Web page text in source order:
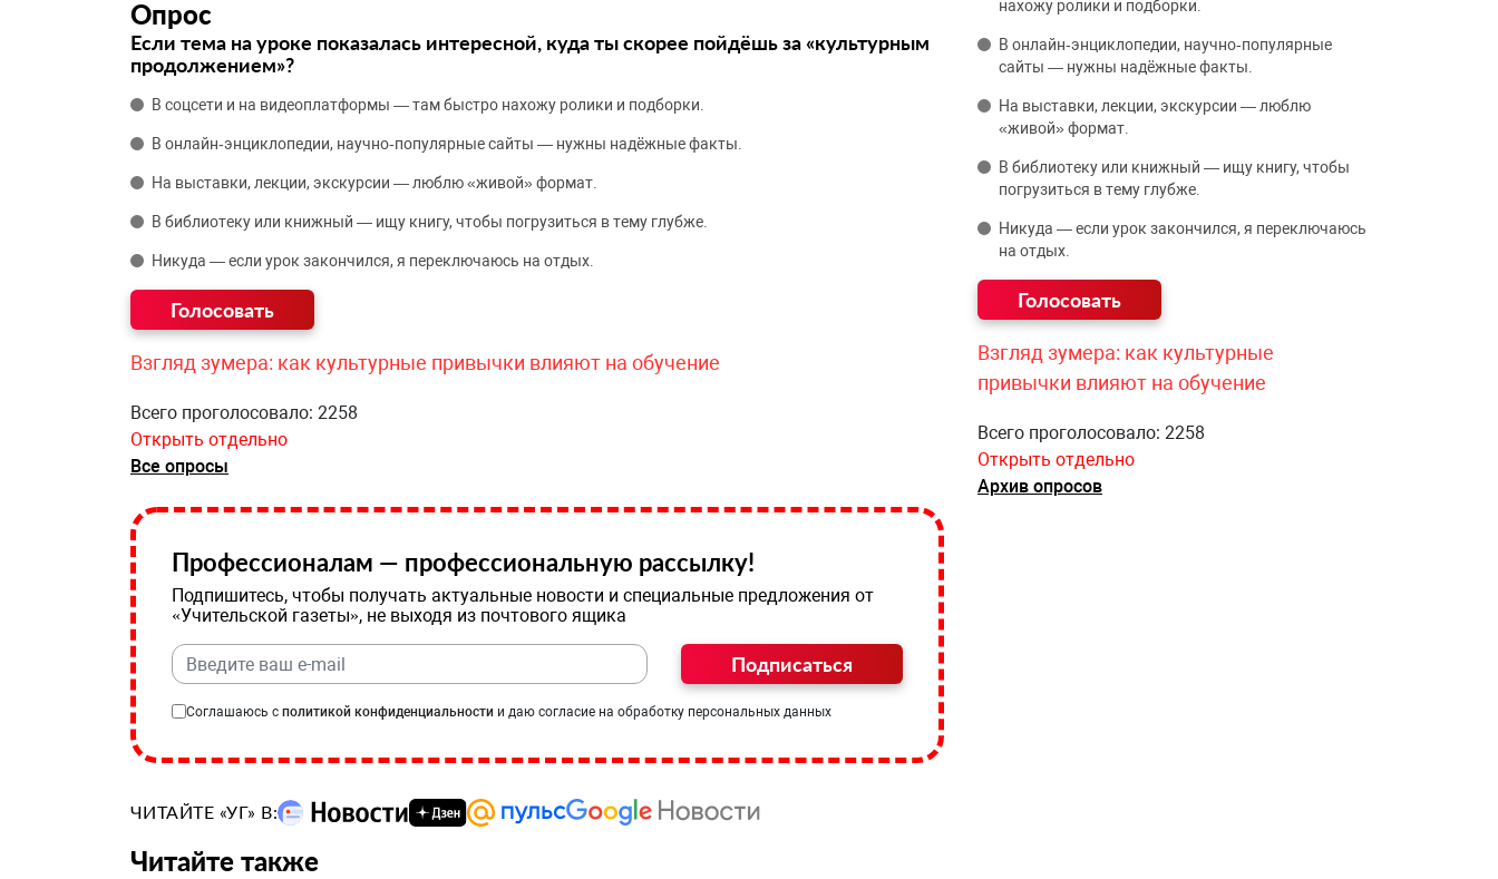
Опрос
Если тема на уроке показалась интересной, куда ты скорее пойдёшь за «культурным
продолжением»?
В соцсети и на видеоплатформы — там быстро нахожу ролики и подборки.
В онлайн‑энциклопедии, научно‑популярные сайты — нужны надёжные факты.
На выставки, лекции, экскурсии — люблю «живой» формат.
В библиотеку или книжный — ищу книгу, чтобы погрузиться в тему глубже.
Никуда — если урок закончился, я переключаюсь на отдых.
Взгляд зумера: как культурные привычки влияют на обучение
Всего проголосовало: 2258
Открыть отдельно
Все опросы
Профессионалам — профессиональную рассылку!
Подпишитесь, чтобы получать актуальные новости и специальные предложения от
«Учительской газеты», не выходя из почтового ящика
Подписаться
Соглашаюсь с политикой конфиденциальности и даю согласие на обработку персональных данных
ЧИТАЙТЕ «УГ» В:
Читайте также
нахожу ролики и подборки.
В онлайн‑энциклопедии, научно‑популярные
сайты — нужны надёжные факты.
На выставки, лекции, экскурсии — люблю
«живой» формат.
В библиотеку или книжный — ищу книгу, чтобы
погрузиться в тему глубже.
Никуда — если урок закончился, я переключаюсь
на отдых.
Взгляд зумера: как культурные
привычки влияют на обучение
Всего проголосовало: 2258
Открыть отдельно
Архив опросов